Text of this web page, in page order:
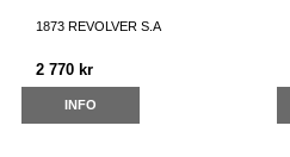
1873 REVOLVER S.A
2 770 kr
INFO